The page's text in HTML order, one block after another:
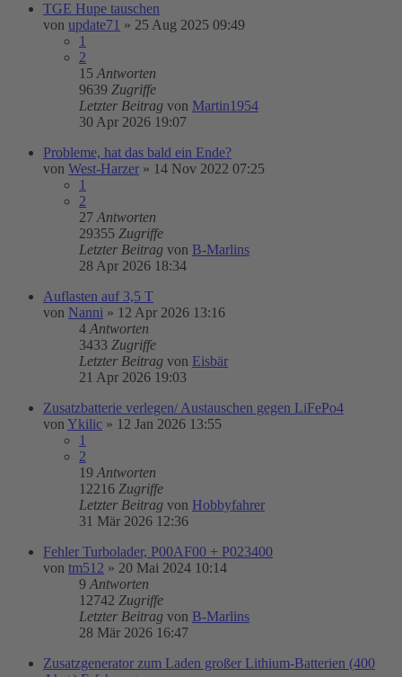
TGE Hupe tauschen
von update71 » 25 Aug 2025 09:49
1
2
15 Antworten
9639 Zugriffe
Letzter Beitrag von Martin1954
30 Apr 2026 19:07
Probleme, hat das bald ein Ende?
von West-Harzer » 14 Nov 2022 07:25
1
2
27 Antworten
29355 Zugriffe
Letzter Beitrag von B-Marlins
28 Apr 2026 18:34
Auflasten auf 3,5 T
von Nanni » 12 Apr 2026 13:16
4 Antworten
3433 Zugriffe
Letzter Beitrag von Eisbär
21 Apr 2026 19:03
Zusatzbatterie verlegen/ Austauschen gegen LiFePo4
von Ykilic » 12 Jan 2026 13:55
1
2
19 Antworten
12216 Zugriffe
Letzter Beitrag von Hobbyfahrer
31 Mär 2026 12:36
Fehler Turbolader, P00AF00 + P023400
von tm512 » 20 Mai 2024 10:14
9 Antworten
12742 Zugriffe
Letzter Beitrag von B-Marlins
28 Mär 2026 16:47
Zusatzgenerator zum Laden großer Lithium-Batterien (400